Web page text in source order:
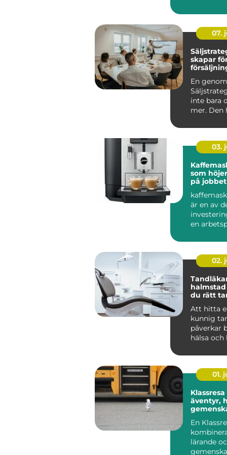
07.
Säljstrategi
skapar
En
inte bara
mer. Den
me...
03.
som
på jobbet
är en av
en
02.
halmstad så väljer
du rätt
Att hitta
kunnig
påverkar
hälsa
ä...
01.
äventyr,
En
lärande